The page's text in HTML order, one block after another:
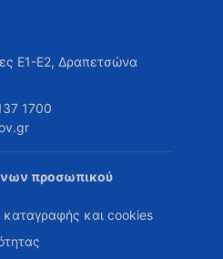
Ε1-Ε2, Δραπετσώνα
1700
προσωπικού
καταγραφής και cookies